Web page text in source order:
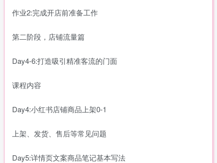
作业2:完成开店前准备工作
第二阶段，店铺流量篇
Day4-6:打造吸引精准客流的门面
课程内容
Day4:小红书店铺商品上架0-1
上架、发货、售后等常见问题
Day5:详情页文案商品笔记基本写法